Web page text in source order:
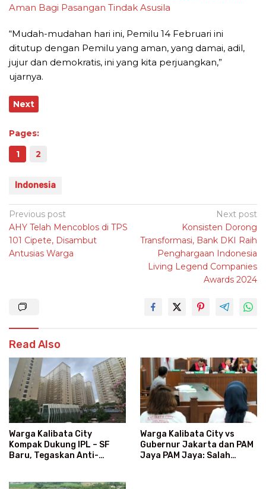
Aman Bagi Pasangan Tindak Asusila
“Mudah-mudahan hari ini, Pemilu 14 Februari ini
ditutup dengan Pemilu yang aman, yang damai, adil,
jujur dan demokratis, ini yang kita perjuangkan,”
ujarnya.
Next
Pages:
1
2
Indonesia
Post
navigation
Previous post
AHY Telah Mencoblos di TPS
101 Cipete, Disambut
Antusias Warga
Next post
Konsisten Dorong
Transformasi, Bank DKI Raih
Penghargaan Indonesia
Living Legend Companies
Awards 2024
Read Also
Warga Kalibata City
Kompak Dukung IPL – SF
Baru, Tegaskan Anti-
Warga Kalibata City vs
Gubernur Jakarta dan PAM
Jaya PAM Jaya: Salah